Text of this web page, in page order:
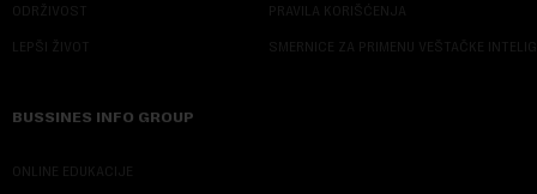
ODRŽIVOST
LEPŠI ŽIVOT
PRAVILA KORIŠĆENJA
SMERNICE ZA PRIMENU VEŠTAČKE
BUSSINES INFO GROUP
ONLINE EDUKACIJE